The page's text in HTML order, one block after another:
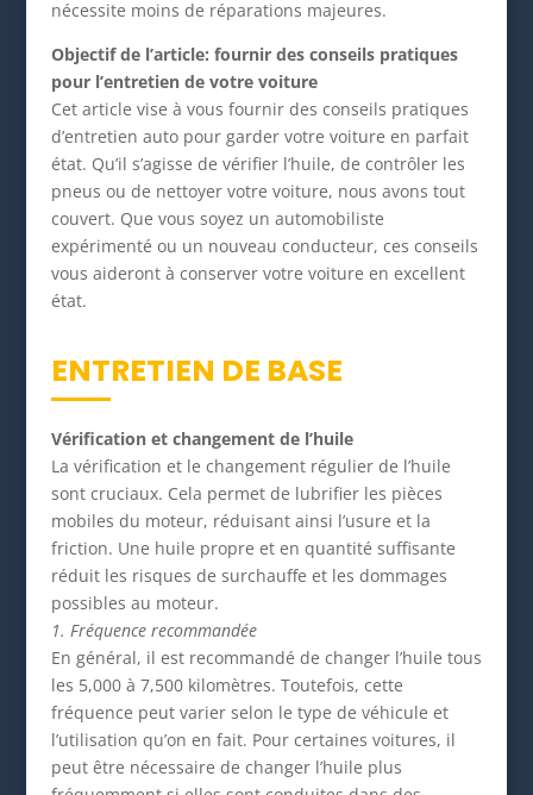
nécessite moins de réparations majeures.
Objectif de l’article: fournir des conseils pratiques
pour l’entretien de votre voiture
Cet article vise à vous fournir des conseils pratiques
d’entretien auto pour garder votre voiture en parfait
état. Qu’il s’agisse de vérifier l’huile, de contrôler les
pneus ou de nettoyer votre voiture, nous avons tout
couvert. Que vous soyez un automobiliste
expérimenté ou un nouveau conducteur, ces conseils
vous aideront à conserver votre voiture en excellent
état.
ENTRETIEN DE BASE
Vérification et changement de l’huile
La vérification et le changement régulier de l’huile
sont cruciaux. Cela permet de lubrifier les pièces
mobiles du moteur, réduisant ainsi l’usure et la
friction. Une huile propre et en quantité suffisante
réduit les risques de surchauffe et les dommages
possibles au moteur.
1. Fréquence recommandée
En général, il est recommandé de changer l’huile tous
les 5,000 à 7,500 kilomètres. Toutefois, cette
fréquence peut varier selon le type de véhicule et
l’utilisation qu’on en fait. Pour certaines voitures, il
peut être nécessaire de changer l’huile plus